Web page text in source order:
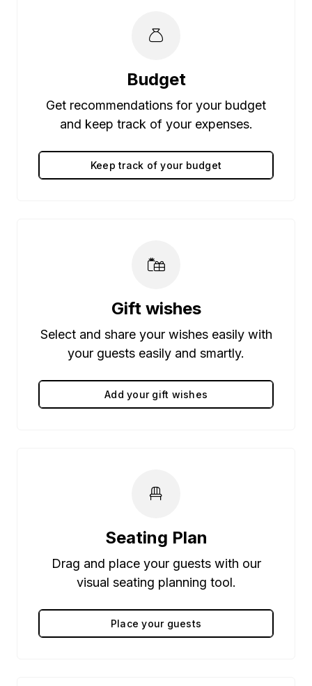
Budget
Get recommendations for your budget
and keep track of your expenses.
Keep track of your budget
Gift wishes
Select and share your wishes easily with
your guests easily and smartly.
Add your gift wishes
Seating Plan
Drag and place your guests with our
visual seating planning tool.
Place your guests